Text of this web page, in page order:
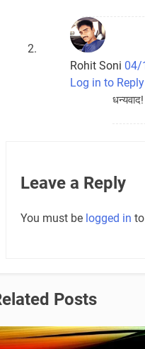
Rohit Soni 04/
Log in to Reply
Leave a Reply
You must be logged in
Posts